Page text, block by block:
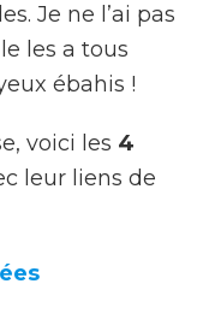
Je ne l’ai pas
les a tous
ébahis !
voici les 4
leur liens de